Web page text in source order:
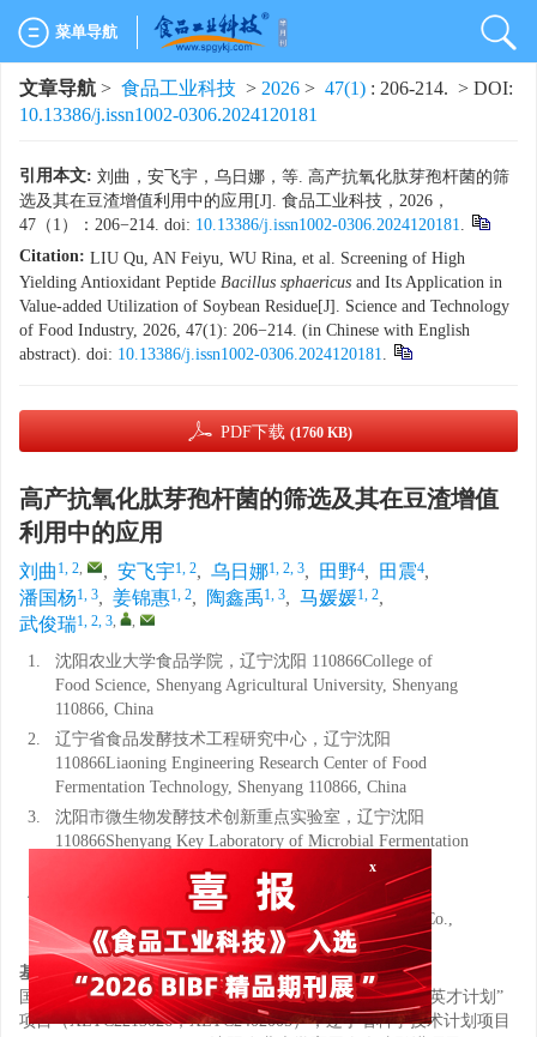
菜单导航
文章导航 > 食品工业科技 > 2026 > 47(1) : 206-214. > DOI:
10.13386/j.issn1002-0306.2024120181
引用本文: 刘曲，安飞宇，乌日娜，等. 高产抗氧化肽芽孢杆菌的筛
选及其在豆渣增值利用中的应用[J]. 食品工业科技，2026，
47（1）：206−214. doi: 10.13386/j.issn1002-0306.2024120181.
Citation: LIU Qu, AN Feiyu, WU Rina, et al. Screening of High
Yielding Antioxidant Peptide Bacillus sphaericus and Its Application in
Value-added Utilization of Soybean Residue[J]. Science and Technology
of Food Industry, 2026, 47(1): 206−214. (in Chinese with English
abstract). doi: 10.13386/j.issn1002-0306.2024120181.
PDF下载 (1760 KB)
高产抗氧化肽芽孢杆菌的筛选及其在豆渣增值
利用中的应用
刘曲 1, 2, , 安飞宇1, 2, 乌日娜1, 2, 3, 田野4, 田震4,
潘国杨1, 3, 姜锦惠1, 2, 陶鑫禹1, 3, 马媛媛1, 2,
武俊瑞1, 2, 3, ,
1.
沈阳农业大学食品学院，辽宁沈阳 110866College of
Food Science, Shenyang Agricultural University, Shenyang
110866, China
2.
辽宁省食品发酵技术工程研究中心，辽宁沈阳
110866Liaoning Engineering Research Center of Food
Fermentation Technology, Shenyang 110866, China
3.
沈阳市微生物发酵技术创新重点实验室，辽宁沈阳
110866Shenyang Key Laboratory of Microbial Fermentation
Technology Innovation, Shenyang 110866, China
4.
辽宁帝华味精食品有限公司，辽宁葫芦岛
125200Liaoning Dihua Monosodium Glutamate Food Co.,
Ltd., Huludao 125200, China
基金项目:
国家自然科学基金面上项目（32172279）；辽宁省“兴辽英才计划”
项目（XLYC2213026，XLYC2402005）；辽宁省科学技术计划项目